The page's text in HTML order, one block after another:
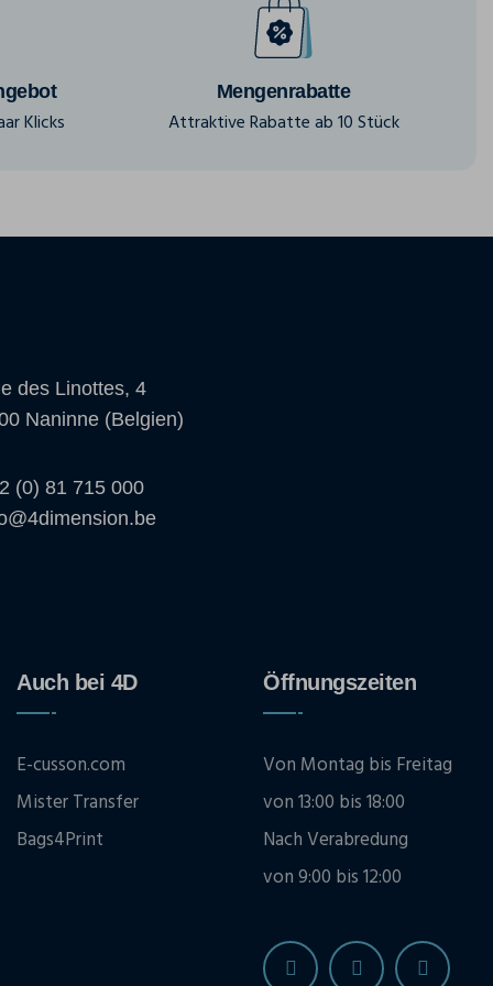
Klicks
Mengenrabatte
Attraktive Rabatte ab 10 Stück
des Linottes, 4
Naninne (Belgien)
(0) 81 715 000
Auch bei 4D
E-cusson.com
Mister Transfer
Bags4Print
Öffnungszeiten
Von Montag bis Freitag
von 13:00 bis 18:00
Nach Verabredung
von 9:00 bis 12:00